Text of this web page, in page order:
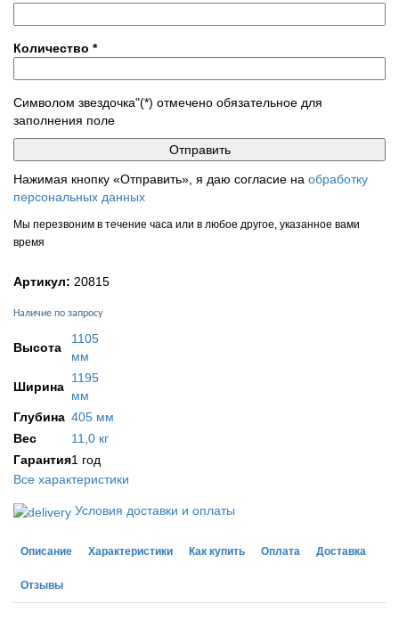
Количество *
Символом звездочка"(*) отмечено обязательное для
заполнения поле
Нажимая кнопку «Отправить», я даю согласие на обработку
персональных данных
Мы перезвоним в течение часа или в любое другое, указанное вами
время
Артикул: 20815
Наличие по запросу
Высота
1105
мм
Ширина
1195
мм
Глубина 405 мм
Вес
11,0 кг
Гарантия1 год
Все характеристики
Условия доставки и оплаты
Описание Характеристики Как купить Оплата Доставка
Отзывы